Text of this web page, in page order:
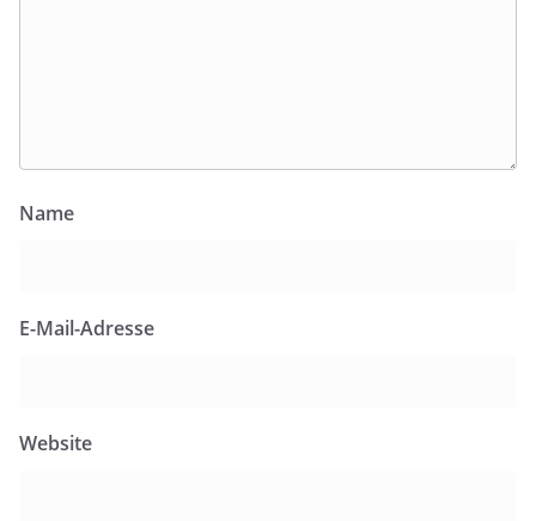
Name
E-Mail-Adresse
Website